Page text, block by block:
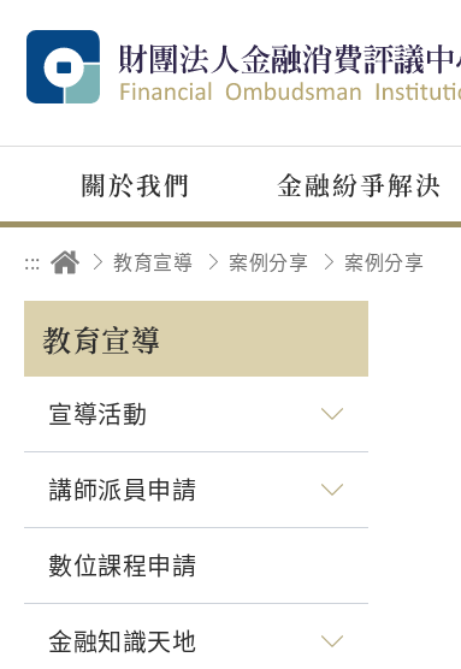
關於我們 金融紛爭解決
::: 教育宣導 案例分享 案例分享
教育宣導
宣導活動
講師派員申請
數位課程申請
金融知識天地